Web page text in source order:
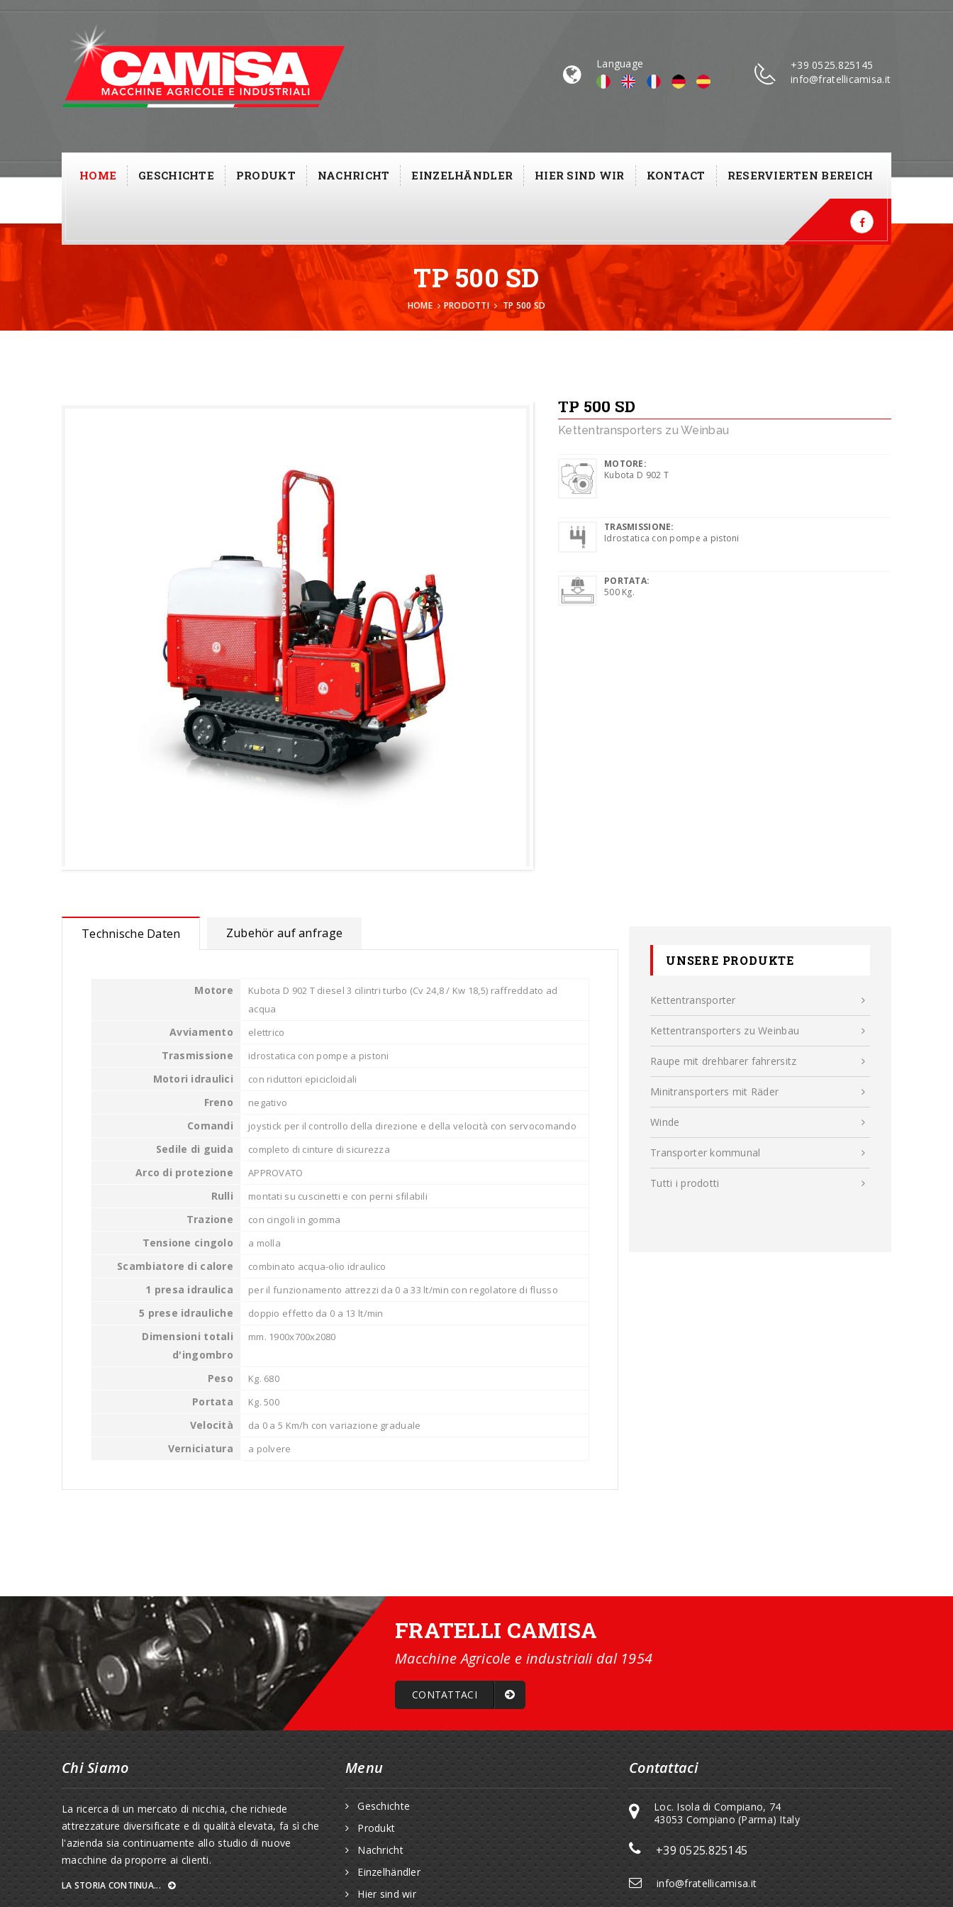
Language
+39 0525.825145
info@fratellicamisa.it
HOME GESCHICHTE PRODUKT NACHRICHT EINZELHÄNDLER HIER SIND WIR KONTACT RESERVIERTEN BEREICH
TP 500 SD
HOME PRODOTTI TP 500 SD
TP 500 SD
Kettentransporters zu Weinbau
MOTORE:
Kubota D 902 T
TRASMISSIONE:
Idrostatica con pompe a pistoni
PORTATA:
500 Kg.
Technische Daten Zubehör auf anfrage
Motore
Kubota D 902 T diesel 3 cilintri turbo (Cv 24,8 / Kw 18,5) raffreddato ad
acqua
Avviamento elettrico
Trasmissione idrostatica con pompe a pistoni
Motori idraulici con riduttori epicicloidali
Freno negativo
Comandi joystick per il controllo della direzione e della velocità con servocomando
Sedile di guida completo di cinture di sicurezza
Arco di protezione APPROVATO
Rulli montati su cuscinetti e con perni sfilabili
Trazione con cingoli in gomma
Tensione cingolo a molla
Scambiatore di calore combinato acqua-olio idraulico
1 presa idraulica per il funzionamento attrezzi da 0 a 33 lt/min con regolatore di flusso
5 prese idrauliche doppio effetto da 0 a 13 lt/min
Dimensioni totali
d'ingombro
mm. 1900x700x2080
Peso Kg. 680
Portata Kg. 500
Velocità da 0 a 5 Km/h con variazione graduale
Verniciatura a polvere
UNSERE PRODUKTE
Kettentransporter
Kettentransporters zu Weinbau
Raupe mit drehbarer fahrersitz
Minitransporters mit Räder
Winde
Transporter kommunal
Tutti i prodotti
FRATELLI CAMISA
Macchine Agricole e industriali dal 1954
CONTATTACI
Chi Siamo
La ricerca di un mercato di nicchia, che richiede
attrezzature diversificate e di qualità elevata, fa sì che
l'azienda sia continuamente allo studio di nuove
macchine da proporre ai clienti.
LA STORIA CONTINUA...
Menu
Geschichte
Produkt
Nachricht
Einzelhändler
Hier sind wir
Contattaci
Loc. Isola di Compiano, 74
43053 Compiano (Parma) Italy
+39 0525.825145
info@fratellicamisa.it